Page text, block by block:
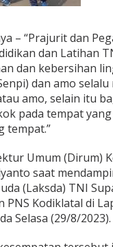
– “Prajurit dan
dan Latihan
dan kebersihan
dan amo
amo, selain itu
pada tempat
tempat.”
Umum (Dirum)
saat
(Laksda) TNI
Kodiklatal di
Selasa (29/8/2023).